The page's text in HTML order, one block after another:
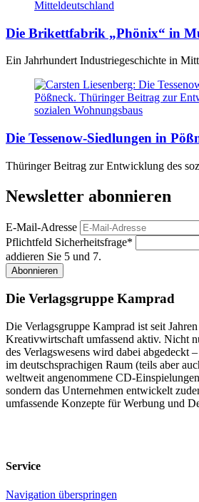
Die Brikettfabrik „Phönix“ in
Ein Jahrhundert Industriegeschichte in
Die Tessenow-Siedlungen in
Thüringer Beitrag zur Entwicklung des
Newsletter abonnieren
E-Mail-Adresse
Pflichtfeld Sicherheitsfrage*
addieren Sie 5 und 7.
Abonnieren
Die Verlagsgruppe Kamprad
Die Verlagsgruppe Kamprad ist seit
Kreativwirtschaft umfassend aktiv. Nicht
des Verlagswesens wird dabei abgedeckt
im deutschsprachigen Raum (teils aber
weltweit angenommene CD-
sondern das Unternehmen entwickelt
umfassende Konzepte für Werbung und
Service
Navigation überspringen